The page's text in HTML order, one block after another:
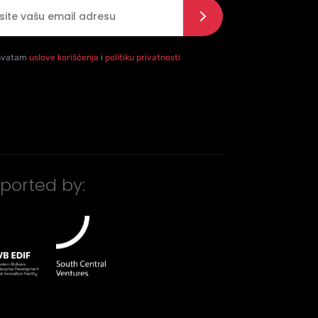
se sa politikom privatnosti*
uslove korišćenja i politiku privatnosti
by: